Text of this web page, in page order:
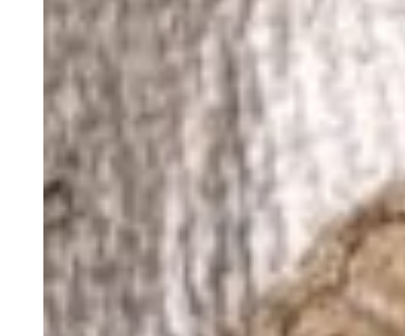
Duração
Os Nossos Espaços
Nazari Restaurante
Alma Mater
Eco Store
Magic Garden
Cowork